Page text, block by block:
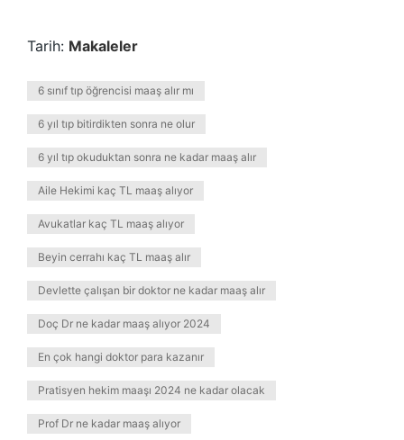
Tarih: Makaleler
6 sınıf tıp öğrencisi maaş alır mı
6 yıl tıp bitirdikten sonra ne olur
6 yıl tıp okuduktan sonra ne kadar maaş alır
Aile Hekimi kaç TL maaş alıyor
Avukatlar kaç TL maaş alıyor
Beyin cerrahı kaç TL maaş alır
Devlette çalışan bir doktor ne kadar maaş alır
Doç Dr ne kadar maaş alıyor 2024
En çok hangi doktor para kazanır
Pratisyen hekim maaşı 2024 ne kadar olacak
Prof Dr ne kadar maaş alıyor